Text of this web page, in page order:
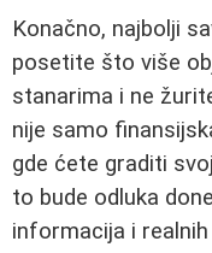
Konačno, najbolji
posetite što više
stanarima i ne
nije samo
gde ćete graditi
to bude odluka
informacija i